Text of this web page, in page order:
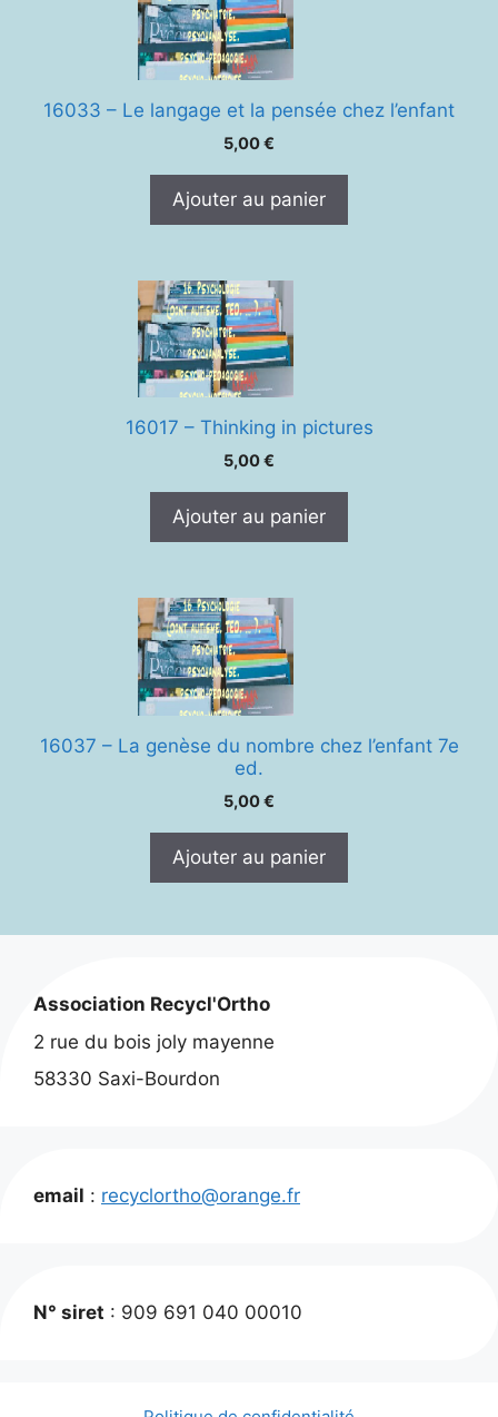
16033 – Le langage et la pensée chez l’enfant
5,00€
Ajouter au panier
16017 – Thinking in pictures
5,00€
Ajouter au panier
16037 – La genèse du nombre chez l’enfant 7e
ed.
5,00€
Ajouter au panier
Association Recycl'Ortho
2 rue du bois joly mayenne
58330 Saxi-Bourdon
email : recyclortho@orange.fr
N° siret : 909 691 040 00010